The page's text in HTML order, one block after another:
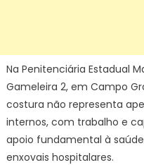
Na Penitenciária Estadual
Gameleira 2, em Campo
costura não representa
internos, com trabalho e
apoio fundamental à
enxovais hospitalares.